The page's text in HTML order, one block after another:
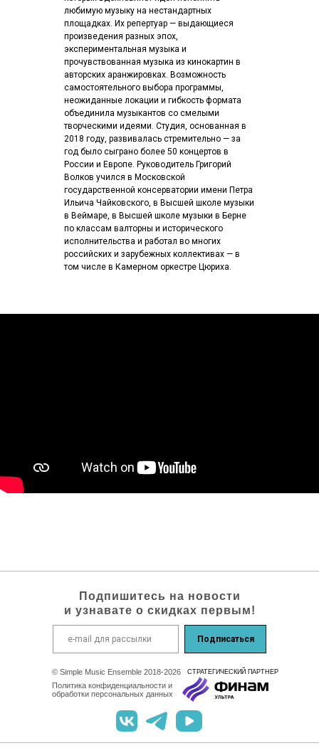
любимую музыку на нестандартных
площадках. Их репертуар — выдающиеся
произведения разных эпох,
экспериментальная музыка и
прочувствованная музыка из кинокартин в
авторских аранжировках. Возможность
самостоятельного выбора программы,
неожиданные локации и гибкость формата
объединила музыкантов со смелыми
творческими идеями. Студия, основанная в
2018 году, развивалась стремительно — за
год было сыграно более 50 концертов в
России и Европе. Руководитель Григорий
Волков учился в Московской
государственной консерватории имени Петра
Ильича Чайковского, в Высшей школе музыки
в Веймаре, в Высшей школе музыки в Берне
по классам валторны и исторического
исполнительства и работал во многих
российских и зарубежных коллективах — в
том числе в Камерном оркестре Цюриха.
© Simple Music Ensemble 2018-2026
Подписаться
Подпишитесь на новости
и узнавате о скидках первым!
Политика конфиденциальности и
обработки персональных данных
СТРАТЕГИЧEСКИЙ ПАРТНЕР